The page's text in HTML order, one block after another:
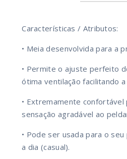
Características / Atributos:
• Meia desenvolvida para a
• Permite o ajuste perfeito
ótima ventilação facilitando
• Extremamente confortável
sensação agradável ao
• Pode ser usada para o
a dia (casual).